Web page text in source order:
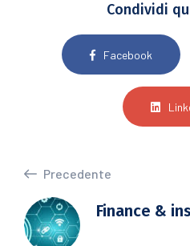
Condividi
Facebook
Precedente
Finance &